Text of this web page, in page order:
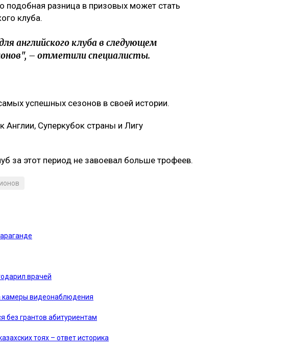
подобная разница в призовых может стать
клуба.
английского клуба в следующем
– отметили специалисты.
успешных сезонов в своей истории.
Суперкубок страны и Лигу
за этот период не завоевал больше трофеев.